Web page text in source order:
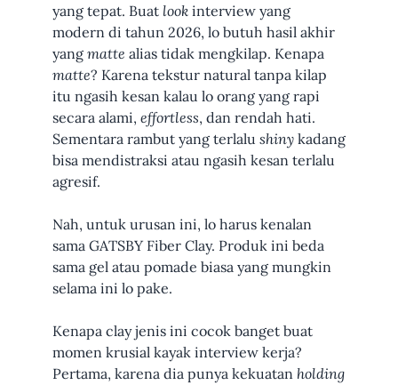
yang tepat. Buat lookinterview yang
modern di tahun 2026, lo butuh hasil akhir
yang matte alias tidak mengkilap. Kenapa
matte? Karena tekstur natural tanpa kilap
itu ngasih kesan kalau lo orang yang rapi
secara alami, effortless, dan rendah hati.
Sementara rambut yang terlalu shinykadang
bisa mendistraksi atau ngasih kesan terlalu
agresif.
Nah, untuk urusan ini, lo harus kenalan
sama GATSBY Fiber Clay. Produk ini beda
sama gel atau pomade biasa yang mungkin
selama ini lo pake.
Kenapa clay jenis ini cocok banget buat
momen krusial kayak interview kerja?
Pertama, karena dia punya kekuatan holding